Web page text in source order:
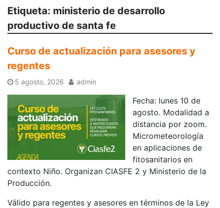
Etiqueta: ministerio de desarrollo
productivo de santa fe
Curso de actualización para asesores y
regentes
5 agosto, 2026 admin
Fecha: lunes 10 de
agosto. Modalidad a
distancia por zoom.
Micrometeorología
en aplicaciones de
fitosanitarios en
contexto Niño. Organizan CIASFE 2 y Ministerio de la
Producción.
Válido para regentes y asesores en términos de la Ley